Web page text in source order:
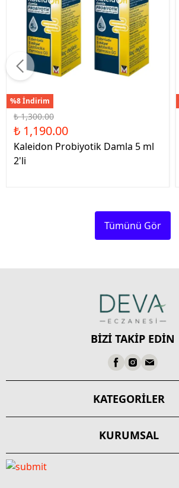
%8 İndirim
₺ 1,300.00
₺ 1,190.00
Kaleidon Probiyotik Damla 5 ml
2'li
Tümünü Gör
BİZİ TAKİP EDİN
KATEGORİLER
KURUMSAL